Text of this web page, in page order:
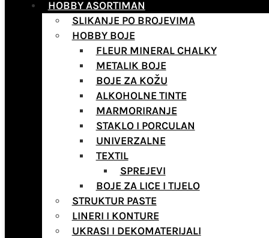
HOBBY ASORTIMAN
SLIKANJE PO BROJEVIMA
HOBBY BOJE
FLEUR MINERAL CHALKY
METALIK BOJE
BOJE ZA KOŽU
ALKOHOLNE TINTE
MARMORIRANJE
STAKLO I PORCULAN
UNIVERZALNE
TEXTIL
SPREJEVI
BOJE ZA LICE I TIJELO
STRUKTUR PASTE
LINERI I KONTURE
UKRASI I DEKOMATERIJALI